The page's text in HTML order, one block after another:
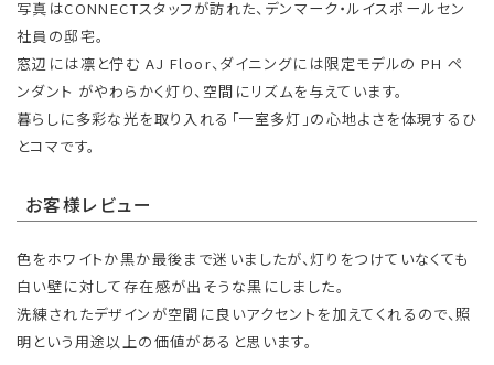
写真はCONNECTスタッフが訪れた、デンマーク・ルイスポールセン
社員の邸宅。
窓辺には凛と佇む AJ Floor、ダイニングには限定モデルの PH ペ
ンダント がやわらかく灯り、空間にリズムを与えています。
暮らしに多彩な光を取り入れる「一室多灯」の心地よさを体現するひ
とコマです。
お客様レビュー
色をホワイトか黒か最後まで迷いましたが、灯りをつけていなくても
白い壁に対して存在感が出そうな黒にしました。
洗練されたデザインが空間に良いアクセントを加えてくれるので、照
明という用途以上の価値があると思います。